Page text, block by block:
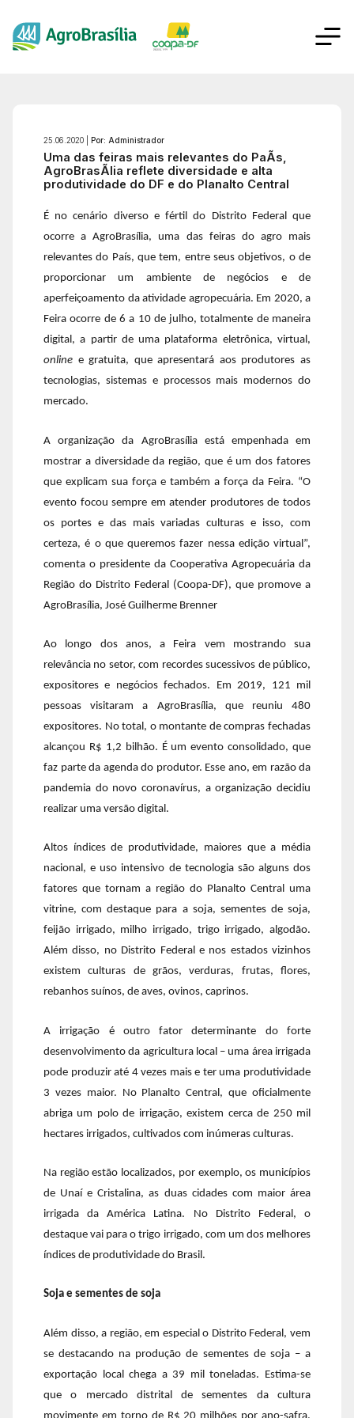
25.06.2020 | Por: Administrador
Uma das feiras mais relevantes do PaÃ­s,
AgroBrasÃ­lia reflete diversidade e alta
produtividade do DF e do Planalto Central
É no cenário diverso e fértil do Distrito Federal que
ocorre a AgroBrasília, uma das feiras do agro mais
relevantes do País, que tem, entre seus objetivos, o de
proporcionar um ambiente de negócios e de
aperfeiçoamento da atividade agropecuária. Em 2020, a
Feira ocorre de 6 a 10 de julho, totalmente de maneira
digital, a partir de uma plataforma eletrônica, virtual,
online e gratuita, que apresentará aos produtores as
tecnologias, sistemas e processos mais modernos do
mercado.
A organização da AgroBrasília está empenhada em
mostrar a diversidade da região, que é um dos fatores
que explicam sua força e também a força da Feira. “O
evento focou sempre em atender produtores de todos
os portes e das mais variadas culturas e isso, com
certeza, é o que queremos fazer nessa edição virtual”,
comenta o presidente da Cooperativa Agropecuária da
Região do Distrito Federal (Coopa-DF), que promove a
AgroBrasília, José Guilherme Brenner
Ao longo dos anos, a Feira vem mostrando sua
relevância no setor, com recordes sucessivos de público,
expositores e negócios fechados. Em 2019, 121 mil
pessoas visitaram a AgroBrasília, que reuniu 480
expositores. No total, o montante de compras fechadas
alcançou R$ 1,2 bilhão. É um evento consolidado, que
faz parte da agenda do produtor. Esse ano, em razão da
pandemia do novo coronavírus, a organização decidiu
realizar uma versão digital.
Altos índices de produtividade, maiores que a média
nacional, e uso intensivo de tecnologia são alguns dos
fatores que tornam a região do Planalto Central uma
vitrine, com destaque para a soja, sementes de soja,
feijão irrigado, milho irrigado, trigo irrigado, algodão.
Além disso, no Distrito Federal e nos estados vizinhos
existem culturas de grãos, verduras, frutas, flores,
rebanhos suínos, de aves, ovinos, caprinos.
A irrigação é outro fator determinante do forte
desenvolvimento da agricultura local – uma área irrigada
pode produzir até 4 vezes mais e ter uma produtividade
3 vezes maior. No Planalto Central, que oficialmente
abriga um polo de irrigação, existem cerca de 250 mil
hectares irrigados, cultivados com inúmeras culturas.
Na região estão localizados, por exemplo, os municípios
de Unaí e Cristalina, as duas cidades com maior área
irrigada da América Latina. No Distrito Federal, o
destaque vai para o trigo irrigado, com um dos melhores
índices de produtividade do Brasil.
Soja e sementes de soja
Além disso, a região, em especial o Distrito Federal, vem
se destacando na produção de sementes de soja – a
exportação local chega a 39 mil toneladas. Estima-se
que o mercado distrital de sementes da cultura